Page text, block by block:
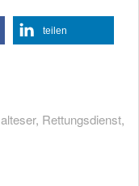
teilen
, Rettungsdienst,